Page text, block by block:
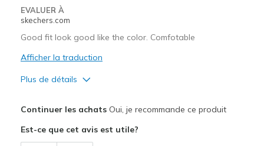
EVALUER À
skechers.com
Good fit look good like the color. Comfotable
Afficher la traduction
Plus de détails
Breathe Well
Continuer les achatsOui, je recommande ce produit
Est-ce que cet avis est utile?